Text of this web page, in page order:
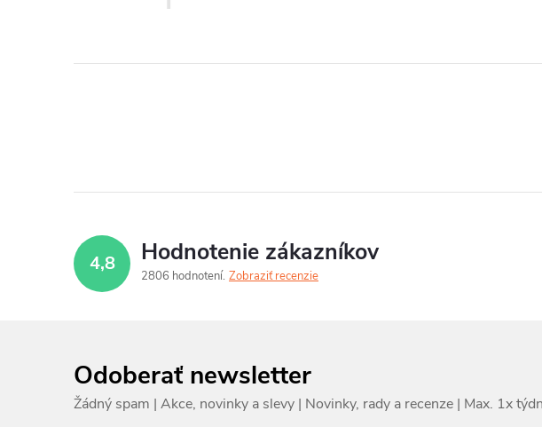
4,8 Hodnotenie zákazníkov
2806 hodnotení Zobraziť recenzie
Odoberať newsletter